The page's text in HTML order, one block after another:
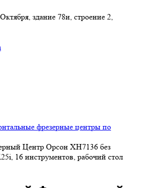
здание 78и, строение 2,
фрезерные центры по
Центр Орсон XH7136 без
16 инструментов, рабочий стол